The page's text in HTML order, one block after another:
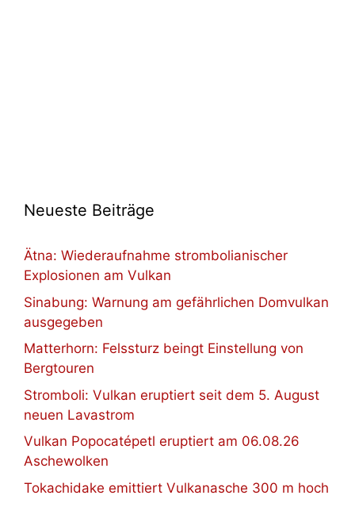
Neueste Beiträge
Ätna: Wiederaufnahme strombolianischer
Explosionen am Vulkan
Sinabung: Warnung am gefährlichen Domvulkan
ausgegeben
Matterhorn: Felssturz beingt Einstellung von
Bergtouren
Stromboli: Vulkan eruptiert seit dem 5. August
neuen Lavastrom
Vulkan Popocatépetl eruptiert am 06.08.26
Aschewolken
Tokachidake emittiert Vulkanasche 300 m hoch